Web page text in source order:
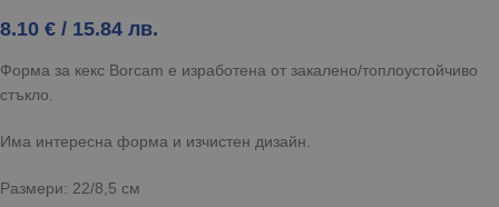
8.10 € / 15.84 лв.
Форма за кекс Borcam е изработена от закалено/топлоустойчиво
стъкло.
Има интересна форма и изчистен дизайн.
Размери: 22/8,5 см